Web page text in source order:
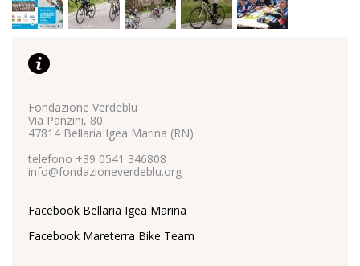
Fondazione Verdeblu
Via Panzini, 80
47814 Bellaria Igea Marina (RN)
telefono +39 0541 346808
info@fondazioneverdeblu.org
Facebook Bellaria Igea Marina
Facebook Mareterra Bike Team